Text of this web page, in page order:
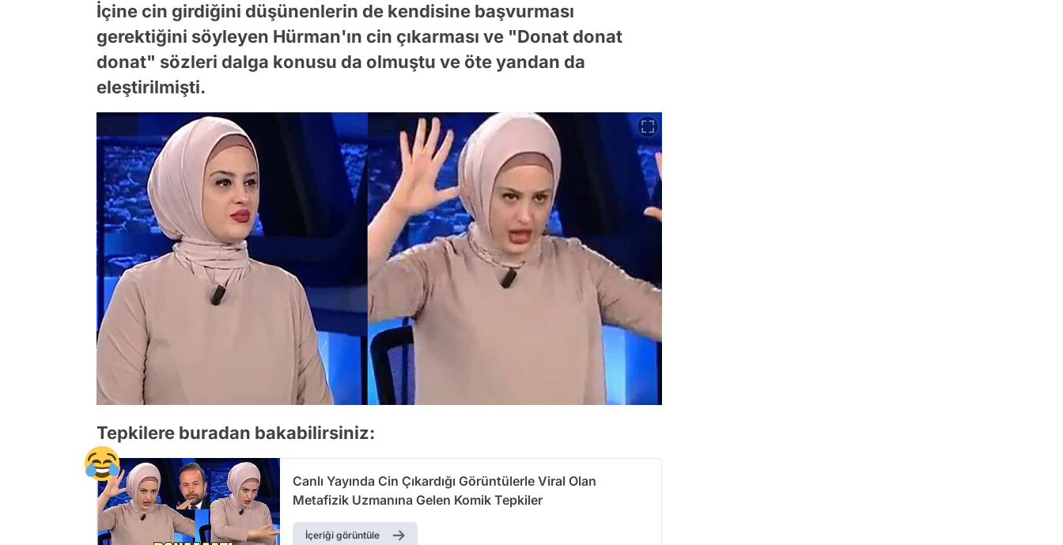
İçine cin girdiğini düşünenlerin de kendisine başvurması
gerektiğini söyleyen Hürman'ın cin çıkarması ve "Donat donat
donat" sözleri dalga konusu da olmuştu ve öte yandan da
eleştirilmişti.
Tepkilere buradan bakabilirsiniz:
Canlı Yayında Cin Çıkardığı Görüntülerle Viral Olan
Metafizik Uzmanına Gelen Komik Tepkiler
İçeriği görüntüle